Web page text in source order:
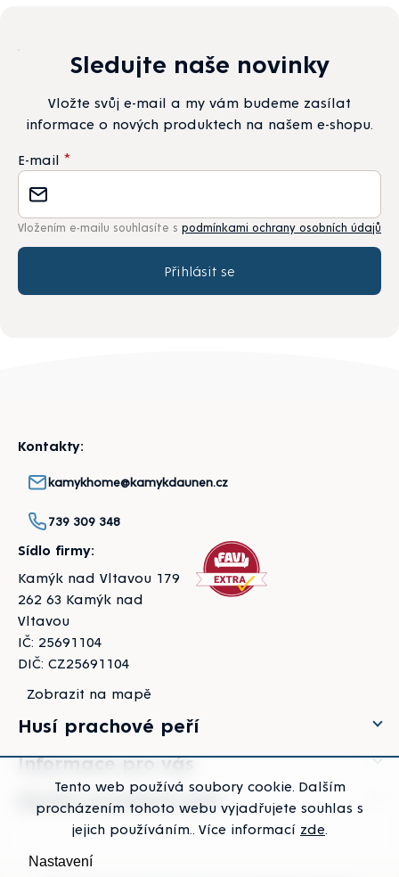
Tento web používá soubory cookie. Dalším
procházením tohoto webu vyjadřujete souhlas s
jejich používáním.. Více informací zde.
Nastavení
Sledujte naše novinky
Vložte svůj e-mail a my vám budeme zasílat
informace o nových produktech na našem e-shopu.
E-mail
Vložením e-mailu souhlasíte s podmínkami ochrany osobních údajů
Přihlásit se
Kontakty:
kamykhome@kamykdaunen.cz
739 309 348
Sídlo firmy:
Kamýk nad Vltavou 179
262 63 Kamýk nad
Vltavou
IČ: 25691104
DIČ: CZ25691104
Zobrazit na mapě
Husí prachové peří
Informace pro vás
Kachní prachové peří